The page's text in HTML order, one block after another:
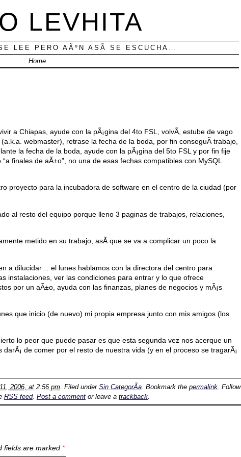
LEVHITA
LEE PERO AÃºN ASÃ­ SE ESCUCHA…
Home
a Chiapas, ayude con la pÃ¡gina del 4to FSL, volvÃ­, estube de vago
webmaster), retrase la fecha de la boda, por fin conseguÃ­ trabajo,
la fecha de la boda, ayude con la pÃ¡gina del 5to FSL y por fin fije
finales de aÃ±o”, no una de esas fechas compatibles con MySQL
proyecto para la incubadora de software en el centro de la ciudad (por
al resto del equipo porque lleno 3 paginas de trabajos, relaciones,
metido en su trabajo, asÃ­ que se va a complicar un poco la
a dilucidar… el lunes hablamos con la directora del centro para
instalaciones, ver las condiciones para entrar y lo que ofrece
por un aÃ±o, ayuda con las finanzas, planes de negocios y mÃ¡s
que inicio (de nuevo) mi propia empresa junto con mis amigos (los
lo peor que puede pasar es que esta segunda vez nos acerque un
de comer por el resto de nuestra vida (y en el proceso se tragarÃ¡
2006, at 2:56 pm. Filed under Sin CategorÃ­a. Bookmark the permalink. Follow
RSS feed. Post a commentor leave a trackback.
fields are marked *